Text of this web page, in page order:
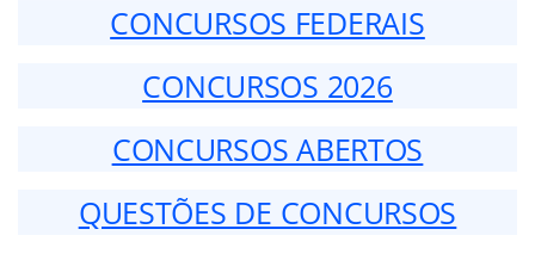
CONCURSOS FEDERAIS
CONCURSOS 2026
CONCURSOS ABERTOS
QUESTÕES DE CONCURSOS